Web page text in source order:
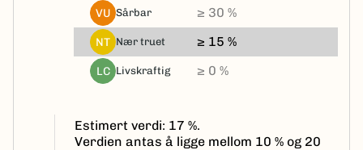
VU sårbar ≥ 30 %
NT nær truet ≥ 15 %
LC livskraftig ≥ 0 %
Estimert verdi: 17 %.
Verdien antas å ligge mellom 10 % og 20